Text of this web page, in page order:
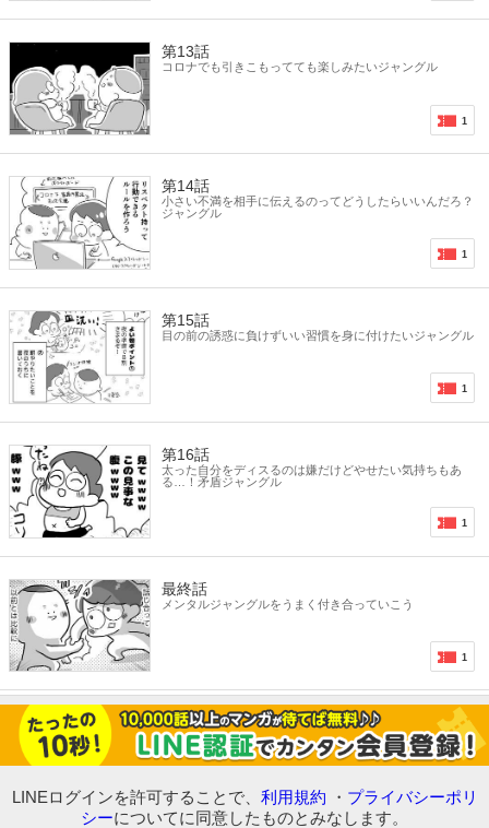
第13話
コロナでも引きこもってても楽しみたいジャングル
1
第14話
小さい不満を相手に伝えるのってどうしたらいいんだろ？
ジャングル
1
第15話
目の前の誘惑に負けずいい習慣を身に付けたいジャングル
1
第16話
太った自分をディスるのは嫌だけどやせたい気持ちもあ
る…！矛盾ジャングル
1
最終話
メンタルジャングルをうまく付き合っていこう
1
LINEログインを許可することで、 利用規約 ・ プライバシーポリ
シーについてに同意したものとみなします。